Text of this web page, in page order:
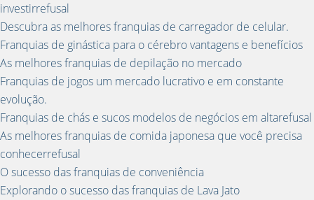
investirrefusal
Descubra as melhores franquias de carregador de celular.
Franquias de ginástica para o cérebro vantagens e benefícios
As melhores franquias de depilação no mercado
Franquias de jogos um mercado lucrativo e em constante
evolução.
Franquias de chás e sucos modelos de negócios em altarefusal
As melhores franquias de comida japonesa que você precisa
conhecerrefusal
O sucesso das franquias de conveniência
Explorando o sucesso das franquias de Lava Jato